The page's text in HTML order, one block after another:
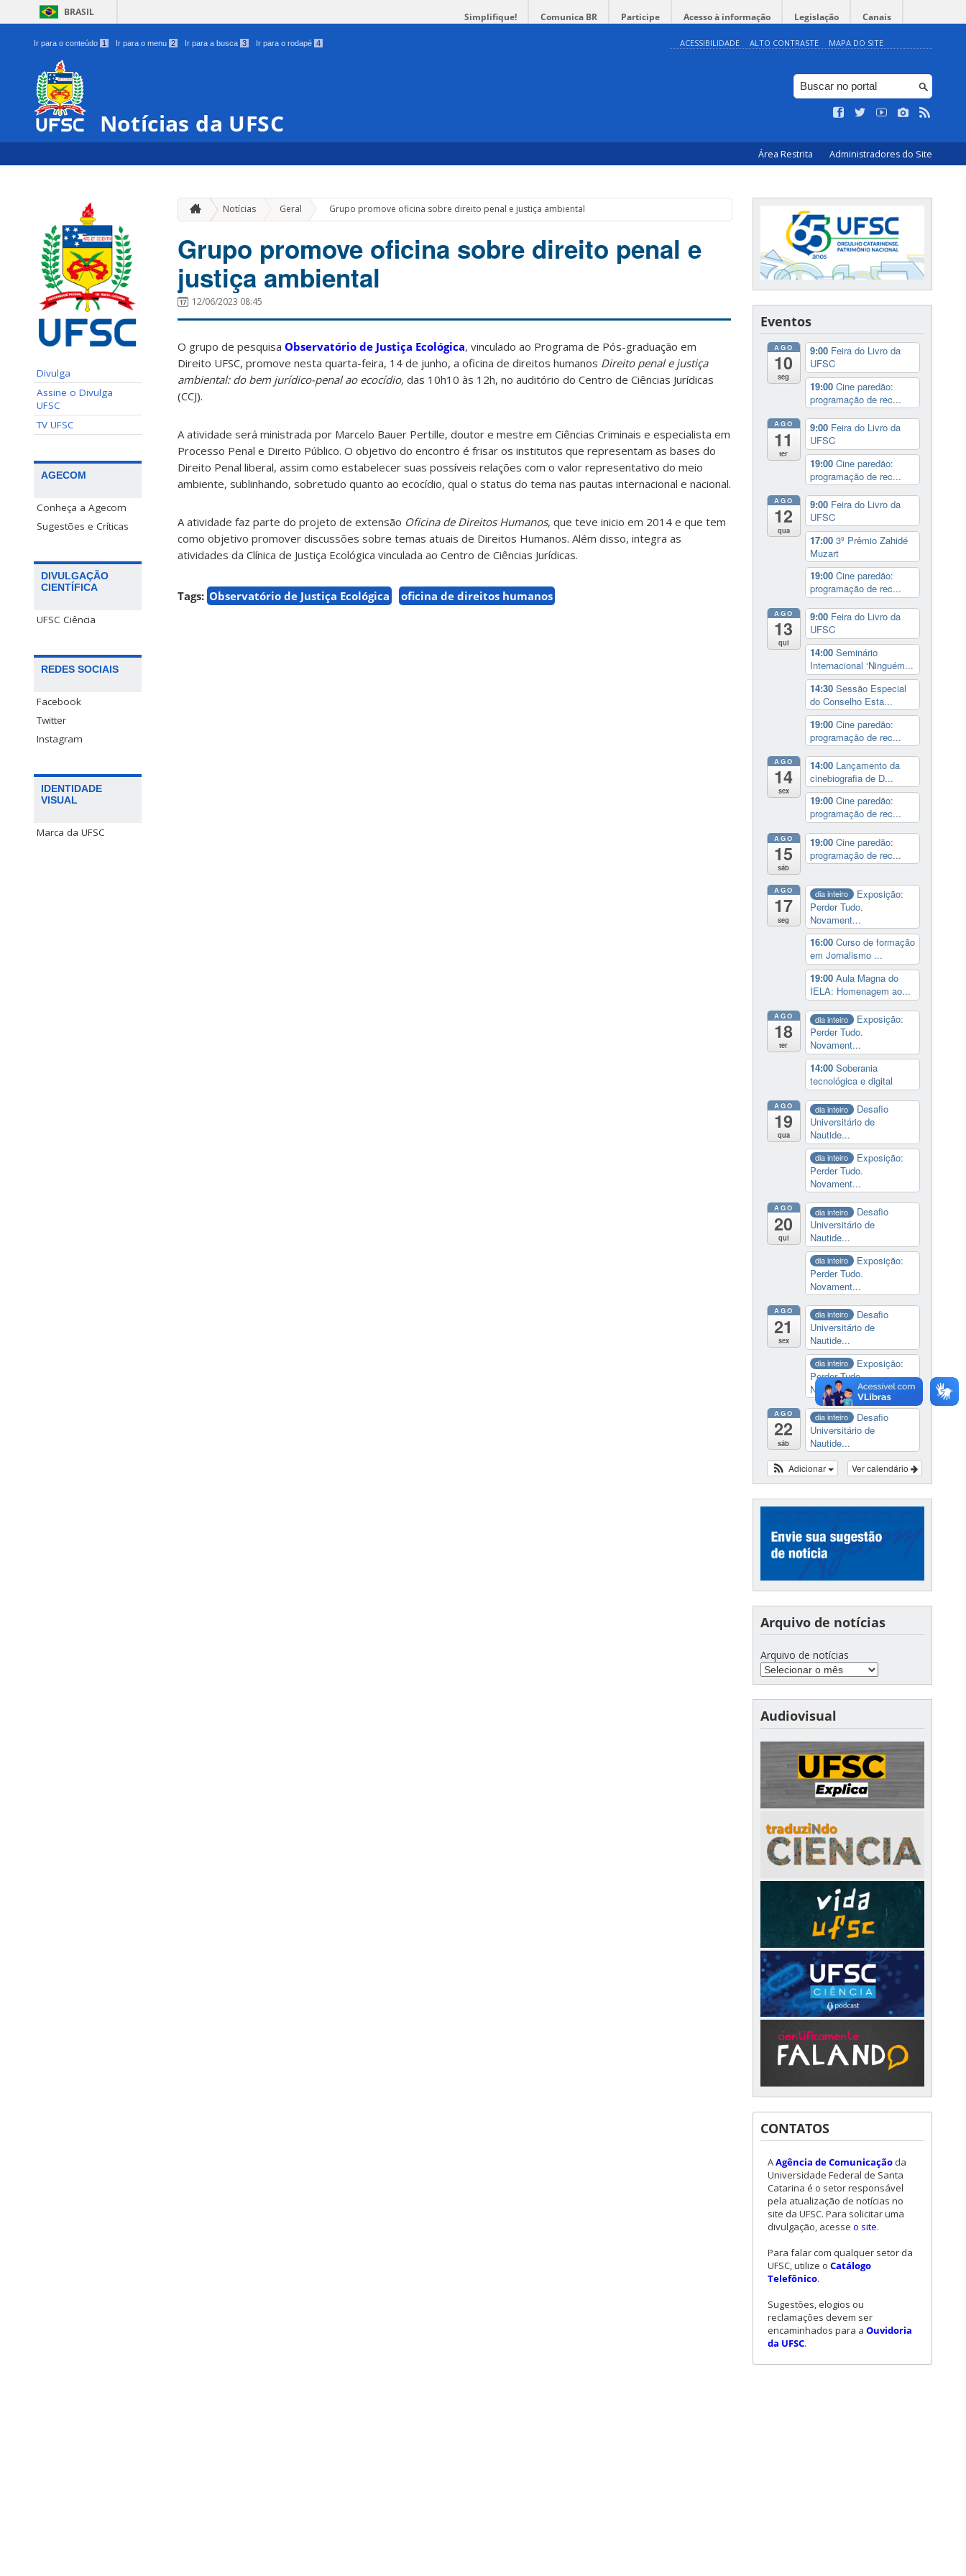
BRASIL Simplifique! Comunica BR Participe Acesso à informação Legislação Canais
Ir para o conteúdo 1 Ir para o menu 2 Ir para a busca 3 Ir para o rodapé 4 ACESSIBILIDADE ALTO CONTRASTE MAPA DO SITE
Notícias da UFSC
Área Restrita Administradores do Site
Divulga
Assine o Divulga
UFSC
TV UFSC
AGECOM
Conheça a Agecom
Sugestões e Críticas
DIVULGAÇÃO
CIENTÍFICA
UFSC Ciência
REDES SOCIAIS
Facebook
Twitter
Instagram
IDENTIDADE
VISUAL
Marca da UFSC
Notícias Geral » Grupo promove oficina sobre direito penal e justiça ambiental
Grupo promove oficina sobre direito penal e
justiça ambiental
12/06/2023 08:45
O grupo de pesquisa Observatório de Justiça Ecológica, vinculado ao Programa de Pós-graduação em
Direito UFSC, promove nesta quarta-feira, 14 de junho, a oficina de direitos humanos Direito penal e justiça
ambiental: do bem jurídico-penal ao ecocídio, das 10h10 às 12h, no auditório do Centro de Ciências Jurídicas
(CCJ).
A atividade será ministrada por Marcelo Bauer Pertille, doutor e mestre em Ciências Criminais e especialista em
Processo Penal e Direito Público. O objetivo do encontro é frisar os institutos que representam as bases do
Direito Penal liberal, assim como estabelecer suas possíveis relações com o valor representativo do meio
ambiente, sublinhando, sobretudo quanto ao ecocídio, qual o status do tema nas pautas internacional e nacional.
A atividade faz parte do projeto de extensão Oficina de Direitos Humanos, que teve inicio em 2014 e que tem
como objetivo promover discussões sobre temas atuais de Direitos Humanos. Além disso, integra as
atividades da Clínica de Justiça Ecológica vinculada ao Centro de Ciências Jurídicas.
Tags: Observatório de Justiça Ecológica oficina de direitos humanos
Eventos
AGO
10
seg
9:00 Feira do Livro da
UFSC
19:00 Cine paredão:
programação de rec...
AGO
11
ter
9:00 Feira do Livro da
UFSC
19:00 Cine paredão:
programação de rec...
AGO
12
qua
9:00 Feira do Livro da
UFSC
17:00 3º Prêmio Zahidé
Muzart
19:00 Cine paredão:
programação de rec...
AGO
13
qui
9:00 Feira do Livro da
UFSC
14:00 Seminário
Internacional ‘Ninguém...
14:30 Sessão Especial
do Conselho Esta...
19:00 Cine paredão:
programação de rec...
AGO
14
sex
14:00 Lançamento da
cinebiografia de D...
19:00 Cine paredão:
programação de rec...
AGO
15
sáb
19:00 Cine paredão:
programação de rec...
AGO
17
seg
dia inteiro
Exposição:
Perder Tudo.
Novament...
16:00 Curso de formação
em Jornalismo ...
19:00 Aula Magna do
IELA: Homenagem ao...
AGO
18
ter
dia inteiro
Exposição:
Perder Tudo.
Novament...
14:00 Soberania
tecnológica e digital
AGO
19
qua
dia inteiro
Desafio
Universitário de
Nautide...
dia inteiro
Exposição:
Perder Tudo.
Novament...
AGO
20
qui
dia inteiro
Desafio
Universitário de
Nautide...
dia inteiro
Exposição:
Perder Tudo.
Novament...
AGO
21
sex
dia inteiro
Desafio
Universitário de
Nautide...
dia inteiro
Exposição:
Perder Tudo.
Novament...
AGO
22
sáb
dia inteiro
Desafio
Universitário de
Nautide...
Ver calendário
Adicionar
Arquivo de notícias
Arquivo de notícias
Audiovisual
CONTATOS
AAgência de Comunicação da
Universidade Federal de Santa
Catarina é o setor responsável
pela atualização de notícias no
site da UFSC. Para solicitar uma
divulgação, acesse o site.
Para falar com qualquer setor da
UFSC, utilize o Catálogo
Telefônico.
Sugestões, elogios ou
reclamações devem ser
encaminhados para a Ouvidoria
da UFSC.